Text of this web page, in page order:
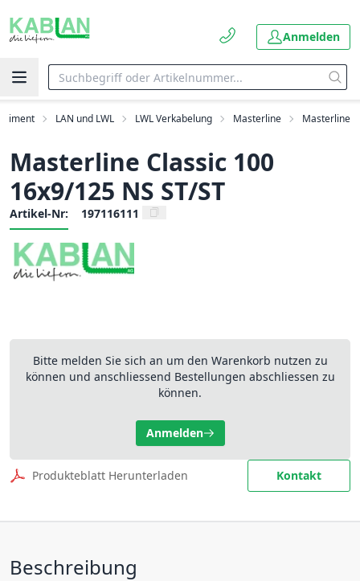
Anmelden
LAN und LWL LWL Verkabelung Masterline Masterline
Masterline Classic 100
16x9/125 NS ST/ST
Artikel-Nr: 197116111
Bitte melden Sie sich an um den Warenkorb nutzen zu
können und anschliessend Bestellungen abschliessen zu
können.
Anmelden
Produkteblatt Herunterladen Kontakt
Beschreibung